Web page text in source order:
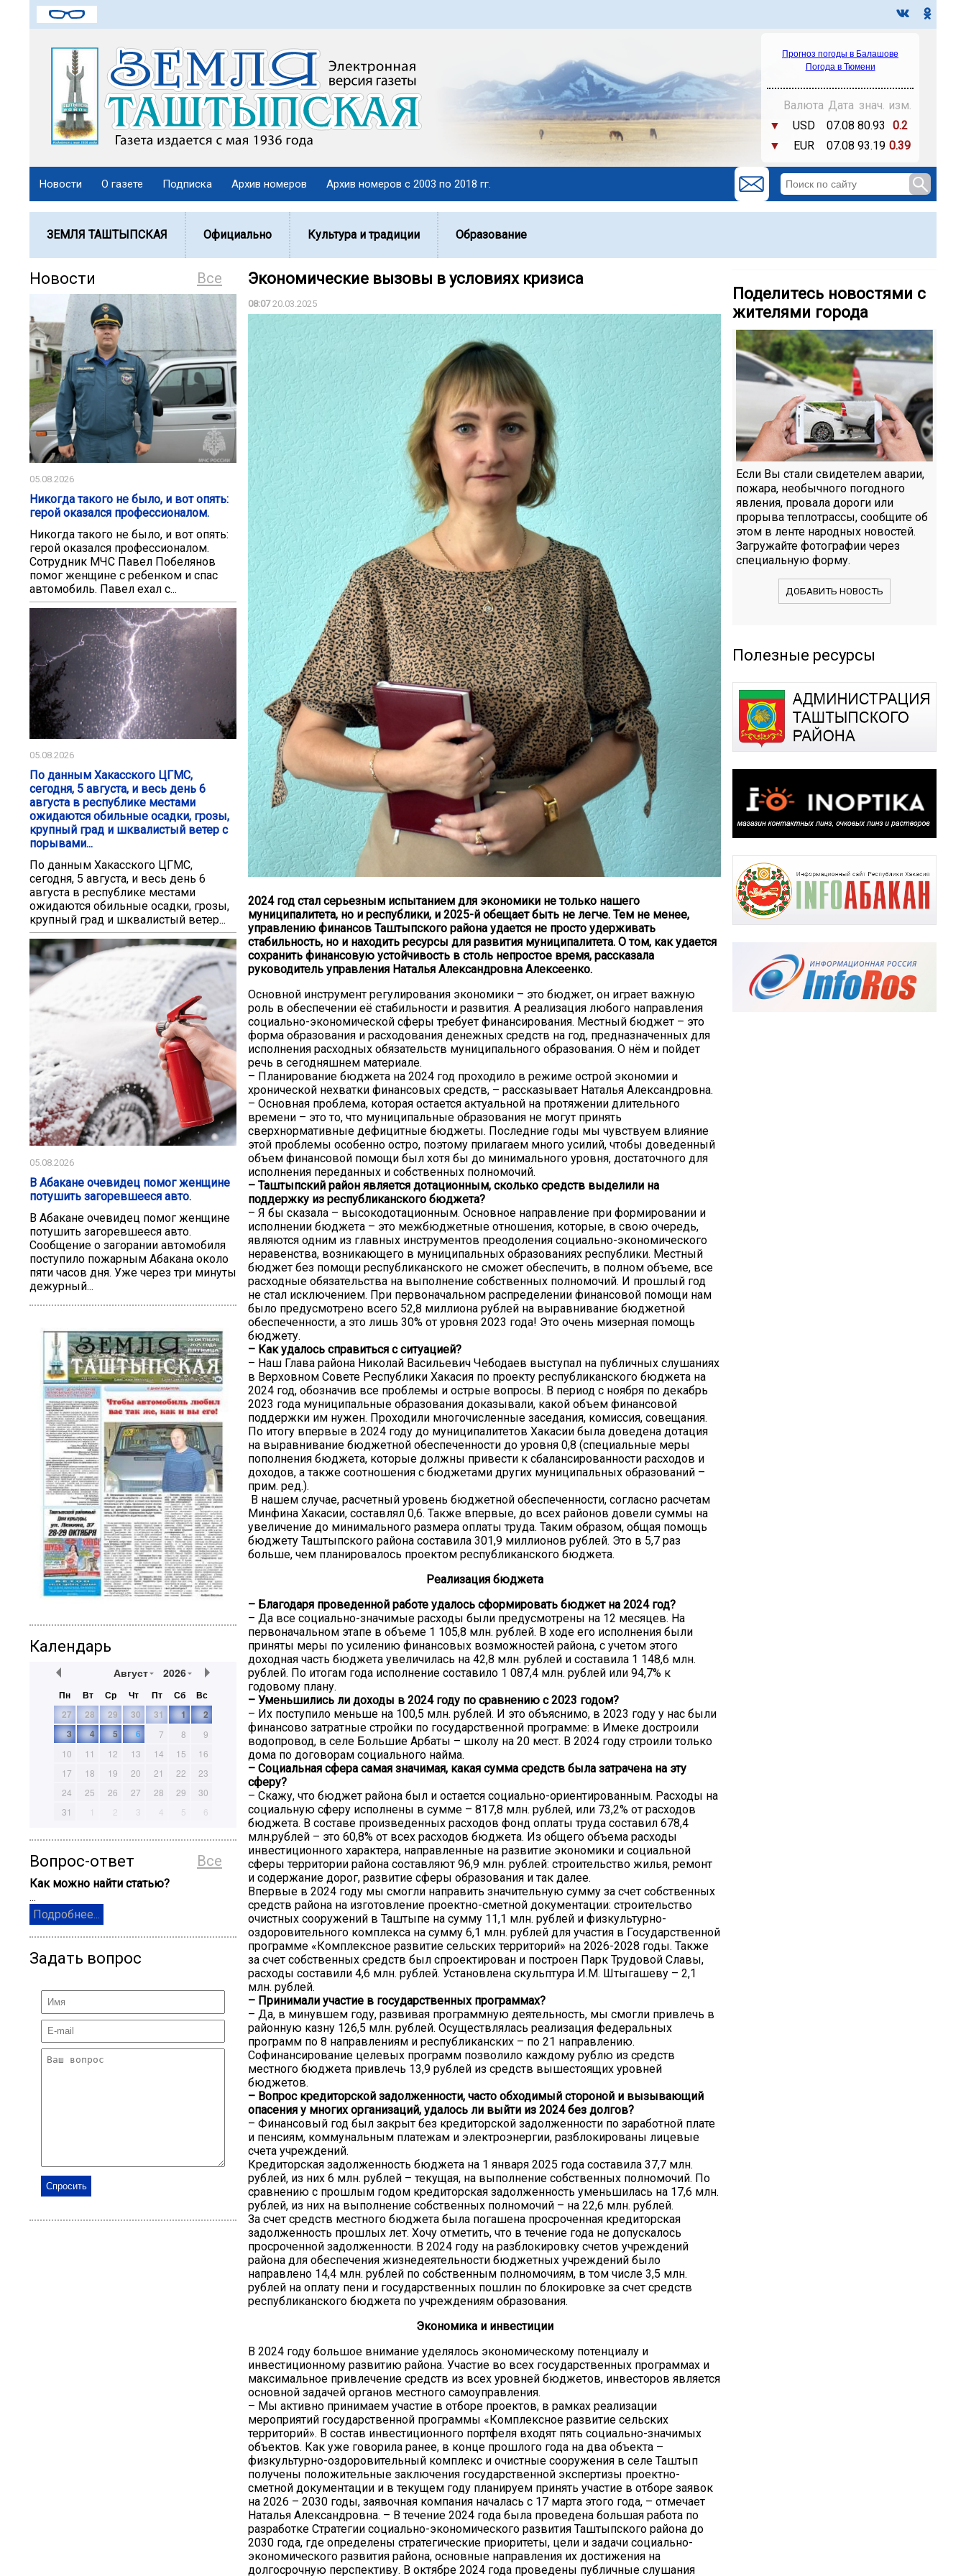
Прогноз погоды в Балашове
Погода в Тюмени
Валюта Дата знач. изм.
▼
USD 07.08 80.93
0.2
▼
EUR 07.08 93.19 0.39
Новости О газете Подписка Архив номеров Архив номеров с 2003 по 2018 гг.
ЗЕМЛЯ ТАШТЫПСКАЯ Официально Культура и традиции Образование
Все
Новости
05.08.2026
Никогда такого не было, и вот опять:
герой оказался профессионалом.
Никогда такого не было, и вот опять:
герой оказался профессионалом.
Сотрудник МЧС Павел Побелянов
помог женщине с ребенком и спас
автомобиль. Павел ехал с...
05.08.2026
По данным Хакасского ЦГМС,
сегодня, 5 августа, и весь день 6
августа в республике местами
ожидаются обильные осадки, грозы,
крупный град и шквалистый ветер с
порывами...
По данным Хакасского ЦГМС,
сегодня, 5 августа, и весь день 6
августа в республике местами
ожидаются обильные осадки, грозы,
крупный град и шквалистый ветер...
05.08.2026
В Абакане очевидец помог женщине
потушить загоревшееся авто.
В Абакане очевидец помог женщине
потушить загоревшееся авто.
Сообщение о загорании автомобиля
поступило пожарным Абакана около
пяти часов дня. Уже через три минуты
дежурный...
Календарь
Август 2026
Пн Вт Ср Чт Пт Сб
Вс
27
28 29 30 31 1
2
3
4 5 6 7 8
9
10
11 12 13 14 15
16
17
18 19 20 21 22
23
24
25 26 27 28 29
30
31
1 2 3 4 5 6
Все
Вопрос-ответ
Как можно найти статью?
...
Подробнее...
Задать вопрос
Экономические вызовы в условиях кризиса
08:0720.03.2025
2024 год стал серьезным испытанием для экономики не только нашего
муниципалитета, но и республики, и 2025-й обещает быть не легче. Тем не менее,
управлению финансов Таштыпского района удается не просто удерживать
стабильность, но и находить ресурсы для развития муниципалитета. О том, как удается
сохранить финансовую устойчивость в столь непростое время, рассказала
руководитель управления Наталья Александровна Алексеенко.
Основной инструмент регулирования экономики – это бюджет, он играет важную
роль в обеспечении её стабильности и развития. А реализация любого направления
социально-экономической сферы требует финансирования. Местный бюджет – это
форма образования и расходования денежных средств на год, предназначенных для
исполнения расходных обязательств муниципального образования. О нём и пойдет
речь в сегодняшнем материале.
– Планирование бюджета на 2024 год проходило в режиме острой экономии и
хронической нехватки финансовых средств, – рассказывает Наталья Александровна.
– Основная проблема, которая остается актуальной на протяжении длительного
времени – это то, что муниципальные образования не могут принять
сверхнормативные дефицитные бюджеты. Последние годы мы чувствуем влияние
этой проблемы особенно остро, поэтому прилагаем много усилий, чтобы доведенный
объем финансовой помощи был хотя бы до минимального уровня, достаточного для
исполнения переданных и собственных полномочий.
– Таштыпский район является дотационным, сколько средств выделили на
поддержку из республиканского бюджета?
– Я бы сказала – высокодотационным. Основное направление при формировании и
исполнении бюджета – это межбюджетные отношения, которые, в свою очередь,
являются одним из главных инструментов преодоления социально-экономического
неравенства, возникающего в муниципальных образованиях республики. Местный
бюджет без помощи республиканского не сможет обеспечить, в полном объеме, все
расходные обязательства на выполнение собственных полномочий. И прошлый год
не стал исключением. При первоначальном распределении финансовой помощи нам
было предусмотрено всего 52,8 миллиона рублей на выравнивание бюджетной
обеспеченности, а это лишь 30% от уровня 2023 года! Это очень мизерная помощь
бюджету.
– Как удалось справиться с ситуацией?
– Наш Глава района Николай Васильевич Чебодаев выступал на публичных слушаниях
в Верховном Совете Республики Хакасия по проекту республиканского бюджета на
2024 год, обозначив все проблемы и острые вопросы. В период с ноября по декабрь
2023 года муниципальные образования доказывали, какой объем финансовой
поддержки им нужен. Проходили многочисленные заседания, комиссия, совещания.
По итогу впервые в 2024 году до муниципалитетов Хакасии была доведена дотация
на выравнивание бюджетной обеспеченности до уровня 0,8 (специальные меры
пополнения бюджета, которые должны привести к сбалансированности расходов и
доходов, а также соотношения с бюджетами других муниципальных образований –
прим. ред.).
В нашем случае, расчетный уровень бюджетной обеспеченности, согласно расчетам
Минфина Хакасии, составлял 0,6. Также впервые, до всех районов довели суммы на
увеличение до минимального размера оплаты труда. Таким образом, общая помощь
бюджету Таштыпского района составила 301,9 миллионов рублей. Это в 5,7 раз
больше, чем планировалось проектом республиканского бюджета.
Реализация бюджета
– Благодаря проведенной работе удалось сформировать бюджет на 2024 год?
– Да все социально-значимые расходы были предусмотрены на 12 месяцев. На
первоначальном этапе в объеме 1 105,8 млн. рублей. В ходе его исполнения были
приняты меры по усилению финансовых возможностей района, с учетом этого
доходная часть бюджета увеличилась на 42,8 млн. рублей и составила 1 148,6 млн.
рублей. По итогам года исполнение составило 1 087,4 млн. рублей или 94,7% к
годовому плану.
– Уменьшились ли доходы в 2024 году по сравнению с 2023 годом?
– Их поступило меньше на 100,5 млн. рублей. И это объяснимо, в 2023 году у нас были
финансово затратные стройки по государственной программе: в Имеке достроили
водопровод, в селе Большие Арбаты – школу на 20 мест. В 2024 году строили только
дома по договорам социального найма.
– Социальная сфера самая значимая, какая сумма средств была затрачена на эту
сферу?
– Скажу, что бюджет района был и остается социально-ориентированным. Расходы на
социальную сферу исполнены в сумме – 817,8 млн. рублей, или 73,2% от расходов
бюджета. В составе произведенных расходов фонд оплаты труда составил 678,4
млн.рублей – это 60,8% от всех расходов бюджета. Из общего объема расходы
инвестиционного характера, направленные на развитие экономики и социальной
сферы территории района составляют 96,9 млн. рублей: строительство жилья, ремонт
и содержание дорог, развитие сферы образования и так далее.
Впервые в 2024 году мы смогли направить значительную сумму за счет собственных
средств района на изготовление проектно-сметной документации: строительство
очистных сооружений в Таштыпе на сумму 11,1 млн. рублей и физкультурно-
оздоровительного комплекса на сумму 6,1 млн. рублей для участия в Государственной
программе «Комплексное развитие сельских территорий» на 2026-2028 годы. Также
за счет собственных средств был спроектирован и построен Парк Трудовой Славы,
расходы составили 4,6 млн. рублей. Установлена скульптура И.М. Штыгашеву – 2,1
млн. рублей.
– Принимали участие в государственных программах?
– Да, в минувшем году, развивая программную деятельность, мы смогли привлечь в
районную казну 126,5 млн. рублей. Осуществлялась реализация федеральных
программ по 8 направлениям и республиканских – по 21 направлению.
Софинансирование целевых программ позволило каждому рублю из средств
местного бюджета привлечь 13,9 рублей из средств вышестоящих уровней
бюджетов.
– Вопрос кредиторской задолженности, часто обходимый стороной и вызывающий
опасения у многих организаций, удалось ли выйти из 2024 без долгов?
– Финансовый год был закрыт без кредиторской задолженности по заработной плате
и пенсиям, коммунальным платежам и электроэнергии, разблокированы лицевые
счета учреждений.
Кредиторская задолженность бюджета на 1 января 2025 года составила 37,7 млн.
рублей, из них 6 млн. рублей – текущая, на выполнение собственных полномочий. По
сравнению с прошлым годом кредиторская задолженность уменьшилась на 17,6 млн.
рублей, из них на выполнение собственных полномочий – на 22,6 млн. рублей.
За счет средств местного бюджета была погашена просроченная кредиторская
задолженность прошлых лет. Хочу отметить, что в течение года не допускалось
просроченной задолженности. В 2024 году на разблокировку счетов учреждений
района для обеспечения жизнедеятельности бюджетных учреждений было
направлено 14,4 млн. рублей по собственным полномочиям, в том числе 3,5 млн.
рублей на оплату пени и государственных пошлин по блокировке за счет средств
республиканского бюджета по учреждениям образования.
Экономика и инвестиции
В 2024 году большое внимание уделялось экономическому потенциалу и
инвестиционному развитию района. Участие во всех государственных программах и
максимальное привлечение средств из всех уровней бюджетов, инвесторов является
основной задачей органов местного самоуправления.
– Мы активно принимаем участие в отборе проектов, в рамках реализации
мероприятий государственной программы «Комплексное развитие сельских
территорий». В состав инвестиционного портфеля входят пять социально-значимых
объектов. Как уже говорила ранее, в конце прошлого года на два объекта –
физкультурно-оздоровительный комплекс и очистные сооружения в селе Таштып
получены положительные заключения государственной экспертизы проектно-
сметной документации и в текущем году планируем принять участие в отборе заявок
на 2026 – 2030 годы, заявочная компания началась с 17 марта этого года, – отмечает
Наталья Александровна. – В течение 2024 года была проведена большая работа по
разработке Стратегии социально-экономического развития Таштыпского района до
2030 года, где определены стратегические приоритеты, цели и задачи социально-
экономического развития района, основные направления их достижения на
долгосрочную перспективу. В октябре 2024 года проведены публичные слушания
Поделитесь новостями с
жителями города
Если Вы стали свидетелем аварии,
пожара, необычного погодного
явления, провала дороги или
прорыва теплотрассы, сообщите об
этом в ленте народных новостей.
Загружайте фотографии через
специальную форму.
ДОБАВИТЬ НОВОСТЬ
Полезные ресурсы